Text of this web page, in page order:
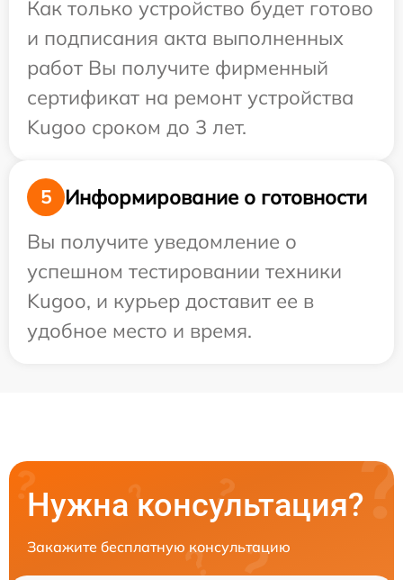
Как только устройство будет готово
и подписания акта выполненных
работ Вы получите фирменный
сертификат на ремонт устройства
Kugoo сроком до 3 лет.
5
Информирование о готовности
Вы получите уведомление о
успешном тестировании техники
Kugoo, и курьер доставит ее в
удобное место и время.
Нужна консультация?
Закажите бесплатную консультацию